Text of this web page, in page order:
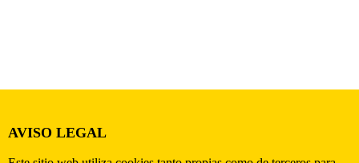
AVISO LEGAL